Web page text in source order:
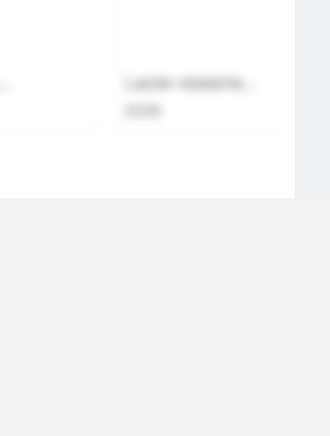
Laster relaterte...